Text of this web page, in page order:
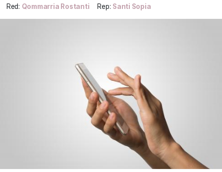
Red: Qommarria Rostanti Rep: Santi Sopia